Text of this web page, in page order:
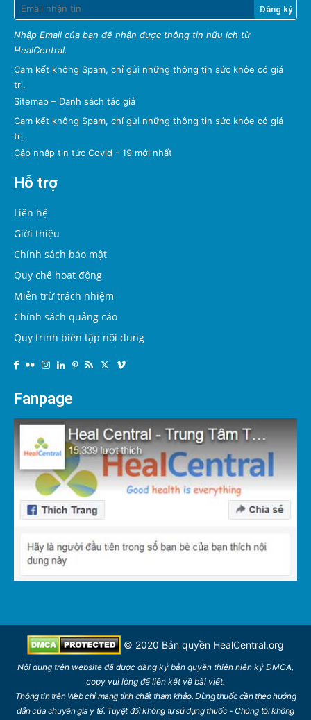
Nhập Email của bạn để nhận được thông tin hữu ích từ
HealCentral.
Cam kết không Spam, chỉ gửi những thông tin sức khỏe có giá
trị.
Sitemap – Danh sách tác giả
Cam kết không Spam, chỉ gửi những thông tin sức khỏe có giá
trị.
Cập nhập tin tức Covid - 19 mới nhất
Hỗ trợ
Liên hệ
Giới thiệu
Chính sách bảo mật
Quy chế hoạt động
Miễn trừ trách nhiệm
Chính sách quảng cáo
Quy trình biên tập nội dung
Fanpage
© 2020 Bản quyền HealCentral.org
Nội dung trên website đã được đăng ký bản quyền thiên niên kỷ DMCA,
copy vui lòng đểliên kếtvề bài viết.
Thông tin trên Web chỉ mang tính chất tham khảo. Dùng thuốc cần theo hướng
dẫn của chuyên gia y tế. Tuyệt đối không tự sử dụng thuốc - Chúng tôi không